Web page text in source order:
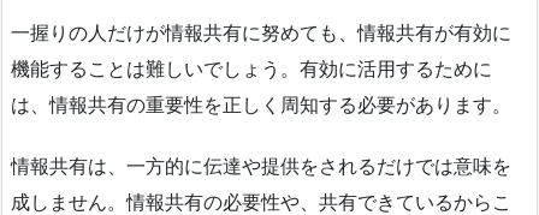
一握りの人だけが情報共有に努めても、情報共有が有効に
機能することは難しいでしょう。有効に活用するために
は、情報共有の重要性を正しく周知する必要があります。
情報共有は、一方的に伝達や提供をされるだけでは意味を
成しません。情報共有の必要性や、共有できているからこ